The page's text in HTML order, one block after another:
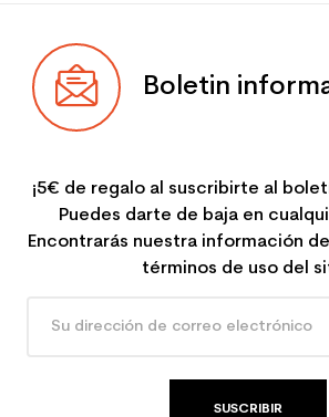
Boletin
¡5€ de regalo al suscribirte al
Puedes darte de baja en
Encontrarás nuestra información
términos de uso del
SUSCRIBIR